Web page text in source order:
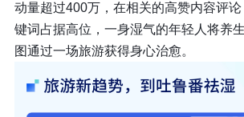
动量超过400万，在相关的高赞内容评
键词占据高位 ，一身湿气的年轻人将养
图通过一场旅游获得身心治愈。